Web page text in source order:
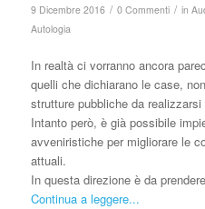
9 Dicembre 2016 / 0 Commenti / in
Autologia
In realtà ci vorranno ancora
quelli che dichiarano le case,
strutture pubbliche da
Intanto però, è già possibile
avveniristiche per migliorare le
attuali.
In questa direzione è da
Continua a leggere...